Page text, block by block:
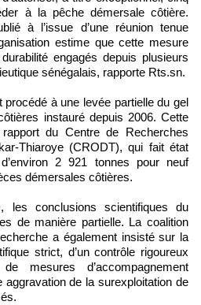
à la pêche démersale côtière.
à l’issue d’une réunion tenue
estime que cette mesure
engagés depuis plusieurs
sénégalais, rapporte Rts.sn.
à une levée partielle du gel
instauré depuis 2006. Cette
du Centre de Recherches
Thiaroye (CRODT), qui fait état
2 921 tonnes pour neuf
démersales côtières.
les conclusions scientifiques du
de manière partielle. La coalition
a également insisté sur la
strict, d’un contrôle rigoureux
mesures d’accompagnement
aggravation de la surexploitation de